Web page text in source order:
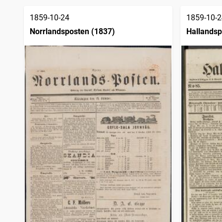
träffar
Nerikes allehanda
träffar
Norrlandsposten (1837)
Sundsvallsposten
8 554
träffar
Söderhamns tidning
träffar
Jämtlandsposten
8 376
träffar
Stockholmstidningen (1889)
8 185
träffar
Skånska posten
8 039
träffar
Skånska aftonbladet
7 972
träffar
Korrespondenten
7 870
träffar
Barometern
7 852
träffar
Gefleposten (1864)
7 768
träffar
Hallandsposten
7 568
träffar
Upsala
7 523
träffar
Västernorrlands allehanda
7 419
träffar
Helsingborgs dagblad
7 400
träffar
Västerviks veckoblad
7 385
träffar
Socialdemokraten
träffar
Nya Wermlandstidningen
1859-10-24
Norrlandsposten (1837)
1859-10-